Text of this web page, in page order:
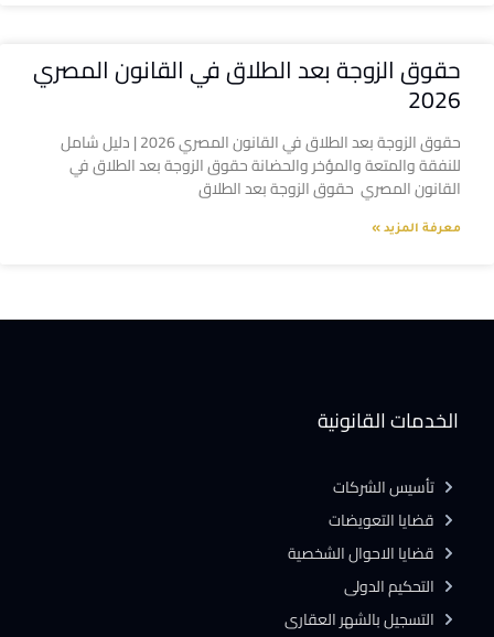
حقوق الزوجة بعد الطلاق في القانون المصري
2026
حقوق الزوجة بعد الطلاق في القانون المصري 2026 | دليل شامل
للنفقة والمتعة والمؤخر والحضانة حقوق الزوجة بعد الطلاق في
القانون المصري حقوق الزوجة بعد الطلاق
معرفة المزيد »
الخدمات القانونية
تأسيس الشركات
قضايا التعويضات
قضايا الاحوال الشخصية
التحكيم الدولى
التسجيل بالشهر العقارى